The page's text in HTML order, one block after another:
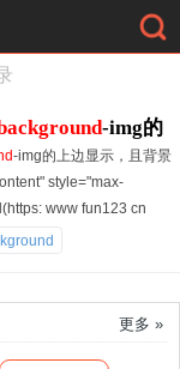
-img的
-img的上边显示，且背景
style="max-
www fun123 cn
更多 »